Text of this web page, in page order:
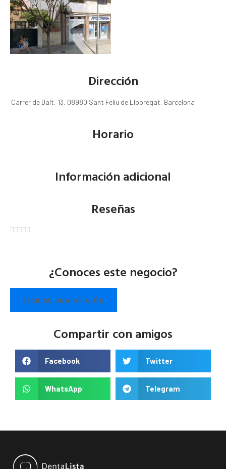
Dirección
Carrer de Dalt, 13, 08980 Sant Feliu de Llobregat, Barcelona
Horario
Información adicional
Reseñas
    
¿Conoces este negocio?
ESCRIBE UNA OPINIÓN
Compartir con amigos
Facebook Twitter
WhatsApp Telegram